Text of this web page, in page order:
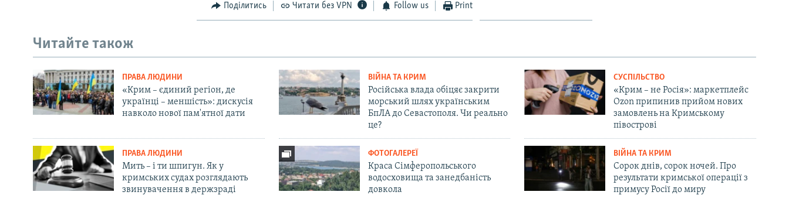
Поділитись Читати без VPN Follow us Print
Читайте також
ПРАВА ЛЮДИНИ
«Крим – єдиний регіон, де
українці – меншість»: дискусія
навколо нової пам'ятної дати
ВІЙНА ТА КРИМ
Російська влада обіцяє закрити
морський шлях українським
БпЛА до Севастополя. Чи реально
це?
СУСПІЛЬСТВО
«Крим – не Росія»: маркетплейс
Ozon припинив прийом нових
замовлень на Кримському
півострові
ПРАВА ЛЮДИНИ
Мить – і ти шпигун. Як у
кримських судах розглядають
звинувачення в держзраді
ФОТОГАЛЕРЕЇ
Краса Сімферопольського
водосховища та занедбаність
довкола
ВІЙНА ТА КРИМ
Сорок днів, сорок ночей. Про
результати кримської операції з
примусу Росії до миру